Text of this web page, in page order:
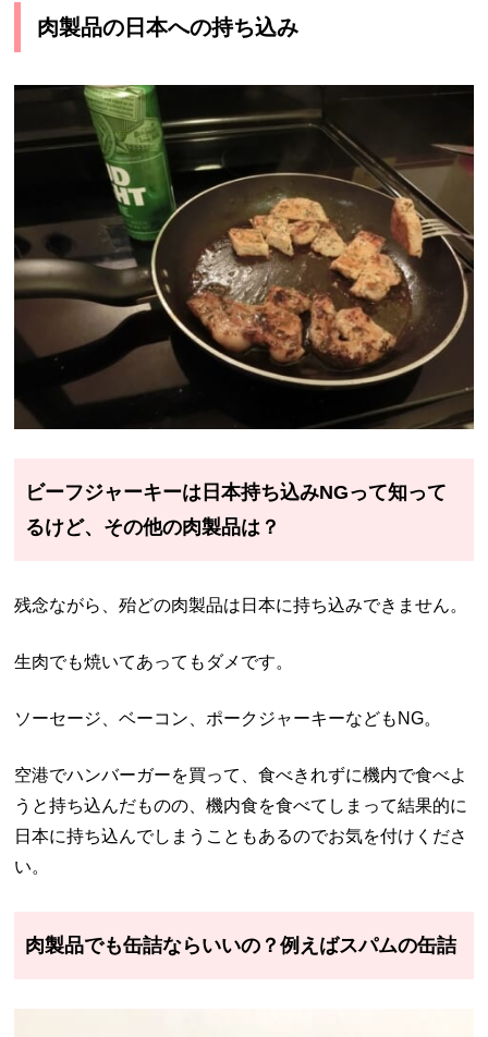
肉製品の日本への持ち込み
ビーフジャーキーは日本持ち込みNGって知って
るけど、その他の肉製品は？
残念ながら、殆どの肉製品は日本に持ち込みできません。
生肉でも焼いてあってもダメです。
ソーセージ、ベーコン、ポークジャーキーなどもNG。
空港でハンバーガーを買って、食べきれずに機内で食べよ
うと持ち込んだものの、機内食を食べてしまって結果的に
日本に持ち込んでしまうこともあるのでお気を付けくださ
い。
肉製品でも缶詰ならいいの？例えばスパムの缶詰